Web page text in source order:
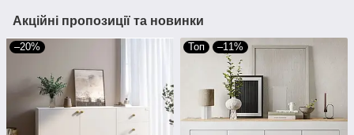
Акційні пропозиції та новинки
–20% Топ –11%